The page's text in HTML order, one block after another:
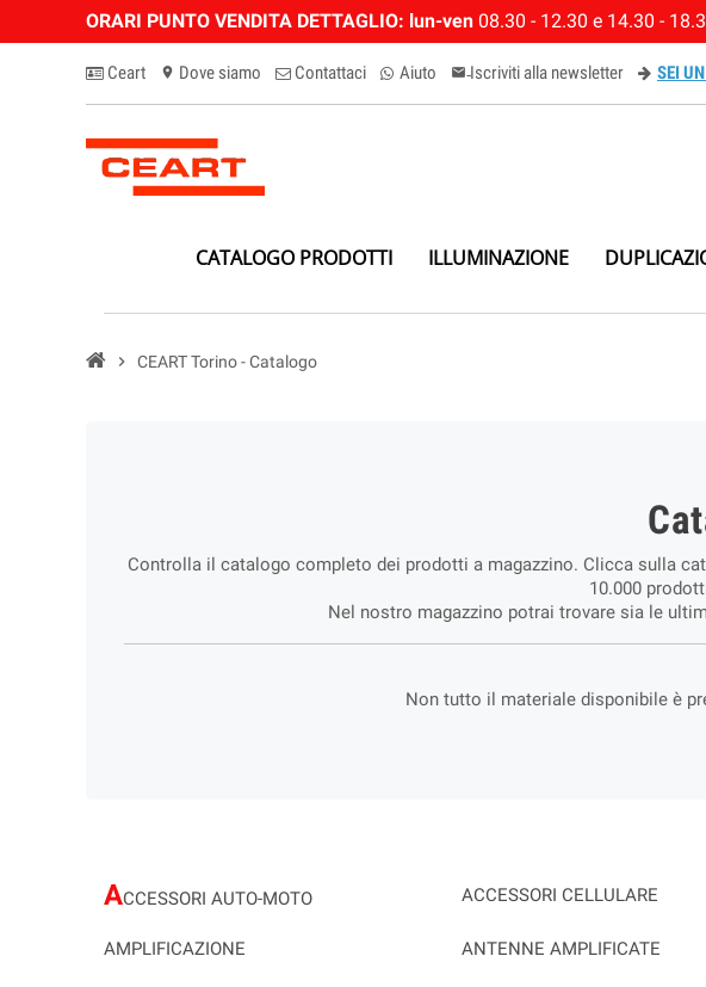
ORARI PUNTO VENDITA DETTAGLIO: lun-ven 08.30 - 12.30 e 14.30 -
Ceart location_on Dove siamo Contattaci Aiuto email-newsletter
Iscriviti alla newsletter SEI
CATALOGO PRODOTTI ILLUMINAZIONE
chevron_right CEART Torino - Catalogo
Controlla il catalogo completo dei prodotti a magazzino. Clicca sulla
10.000
Nel nostro magazzino potrai trovare sia le
Non tutto il materiale disponibile è
ACCESSORI AUTO-MOTO ACCESSORI CELLULARE
AMPLIFICAZIONE ANTENNE AMPLIFICATE